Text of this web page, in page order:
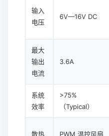
输入
电压
6V—16V DC
最大
输出
电流
3.6A
系统
效率
>75%
（Typical）
散热 PWM 温控风扇